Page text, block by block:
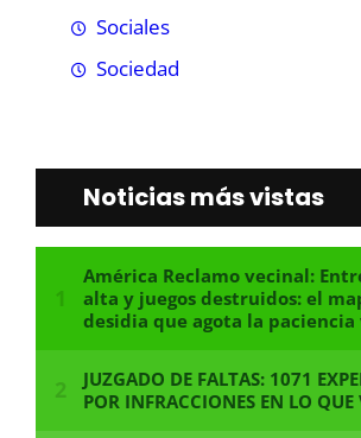
Sociales
Sociedad
Noticias más vistas